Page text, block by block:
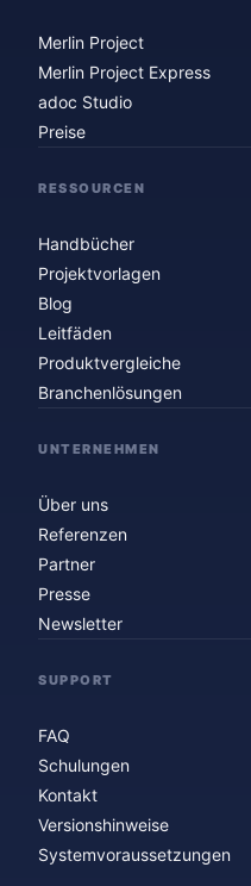
Merlin Project
Merlin Project Express
adoc Studio
Preise
RESSOURCEN
Handbücher
Projektvorlagen
Blog
Leitfäden
Produktvergleiche
Branchenlösungen
UNTERNEHMEN
Über uns
Referenzen
Partner
Presse
Newsletter
SUPPORT
FAQ
Schulungen
Kontakt
Versionshinweise
Systemvoraussetzungen